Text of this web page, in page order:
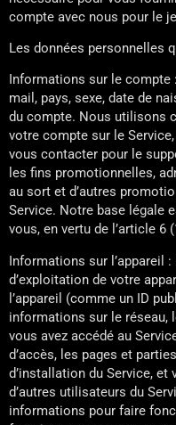
compte avec nous pour le
Les données personnelles
Informations sur le compte
mail, pays, sexe, date de
du compte. Nous utilisons
votre compte sur le
vous contacter pour le
les fins promotionnelles,
au sort et d’autres
Service. Notre base légale
vous, en vertu de l’article 6
Informations sur l’appareil
d’exploitation de votre
l’appareil (comme un ID
informations sur le réseau,
vous avez accédé au
d’accès, les pages et
d’installation du Service,
d’autres utilisateurs du
informations pour faire